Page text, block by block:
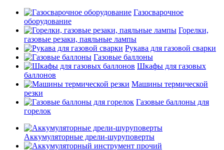
Газосварочное
оборудование
Горелки,
газовые резаки, паяльные лампы
Рукава для газовой сварки
Газовые баллоны
Шкафы для газовых
баллонов
Машины термической
резки
Газовые баллоны для
горелок
Аккумуляторные дрели-шуруповерты